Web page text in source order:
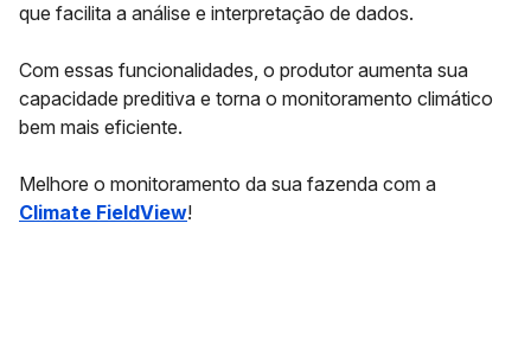
que facilita a análise e interpretação de dados.
Com essas funcionalidades, o produtor aumenta sua
capacidade preditiva e torna o monitoramento climático
bem mais eficiente.
Melhore o monitoramento da sua fazenda com a
Climate FieldView!